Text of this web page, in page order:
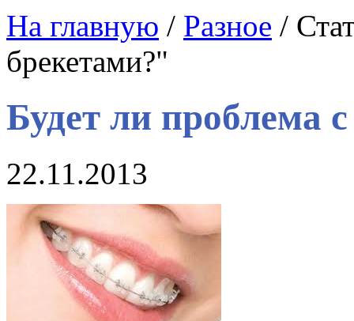
На главную / Разное /
брекетами?"
Будет ли проблема
22.11.2013